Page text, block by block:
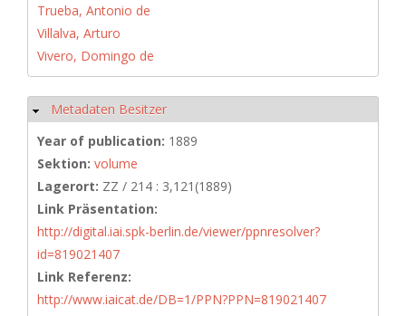
Trueba, Antonio de
Villalva, Arturo
Vivero, Domingo de
Hide
Metadaten Besitzer
Year of publication: 1889
Sektion: volume
Lagerort: ZZ / 214 : 3,121(1889)
Link Präsentation:
http://digital.iai.spk-berlin.de/viewer/ppnresolver?
id=819021407
Link Referenz:
http://www.iaicat.de/DB=1/PPN?PPN=819021407